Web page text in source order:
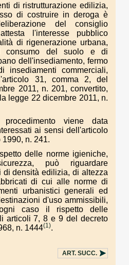
di ristrutturazione edilizia,
di costruire in deroga è
del consiglio
l'interesse pubblico
di rigenerazione urbana,
consumo del suolo e di
dell'insediamento, fermo
insediamenti commerciali,
31, comma 2, del
2011, n. 201, convertito,
legge 22 dicembre 2011, n.
viene data
ai sensi dell'articolo
n. 241.
delle norme igieniche,
può riguardare
di densità edilizia, di altezza
di cui alle norme di
urbanistici generali ed
d'uso ammissibili,
caso il rispetto delle
articoli 7, 8 e 9 del decreto
n. 1444(1).
ART. SUCC.